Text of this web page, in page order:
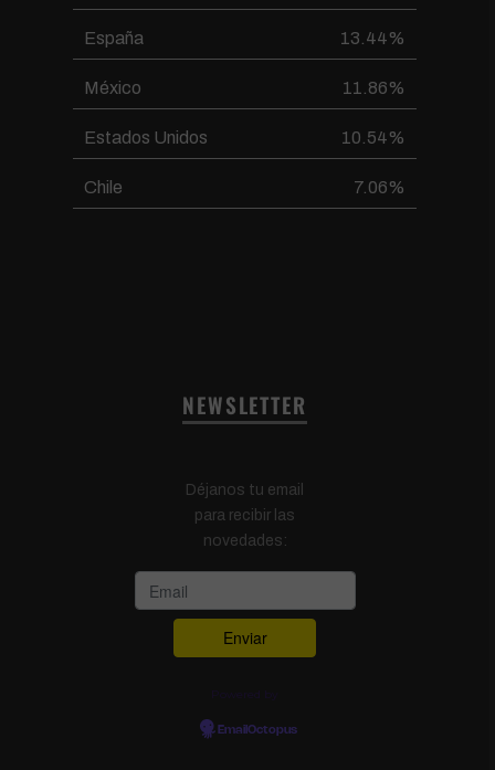
España 13.44%
México 11.86%
Estados Unidos 10.54%
Chile 7.06%
NEWSLETTER
Déjanos tu email
para recibir las
novedades:
EmailOctopus